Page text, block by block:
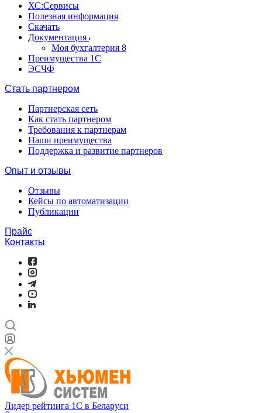
ХС:Сервисы
Полезная информация
Скачать
Документация
Моя бухгалтерия 8
Преимущества 1С
ЭСЧФ
Стать партнером
Партнерская сеть
Как стать партнером
Требования к партнерам
Наши преимущества
Поддержка и развитие партнеров
Опыт и отзывы
Отзывы
Кейсы по автоматизации
Публикации
Прайс
Контакты
Лидер рейтинга 1С в Беларуси